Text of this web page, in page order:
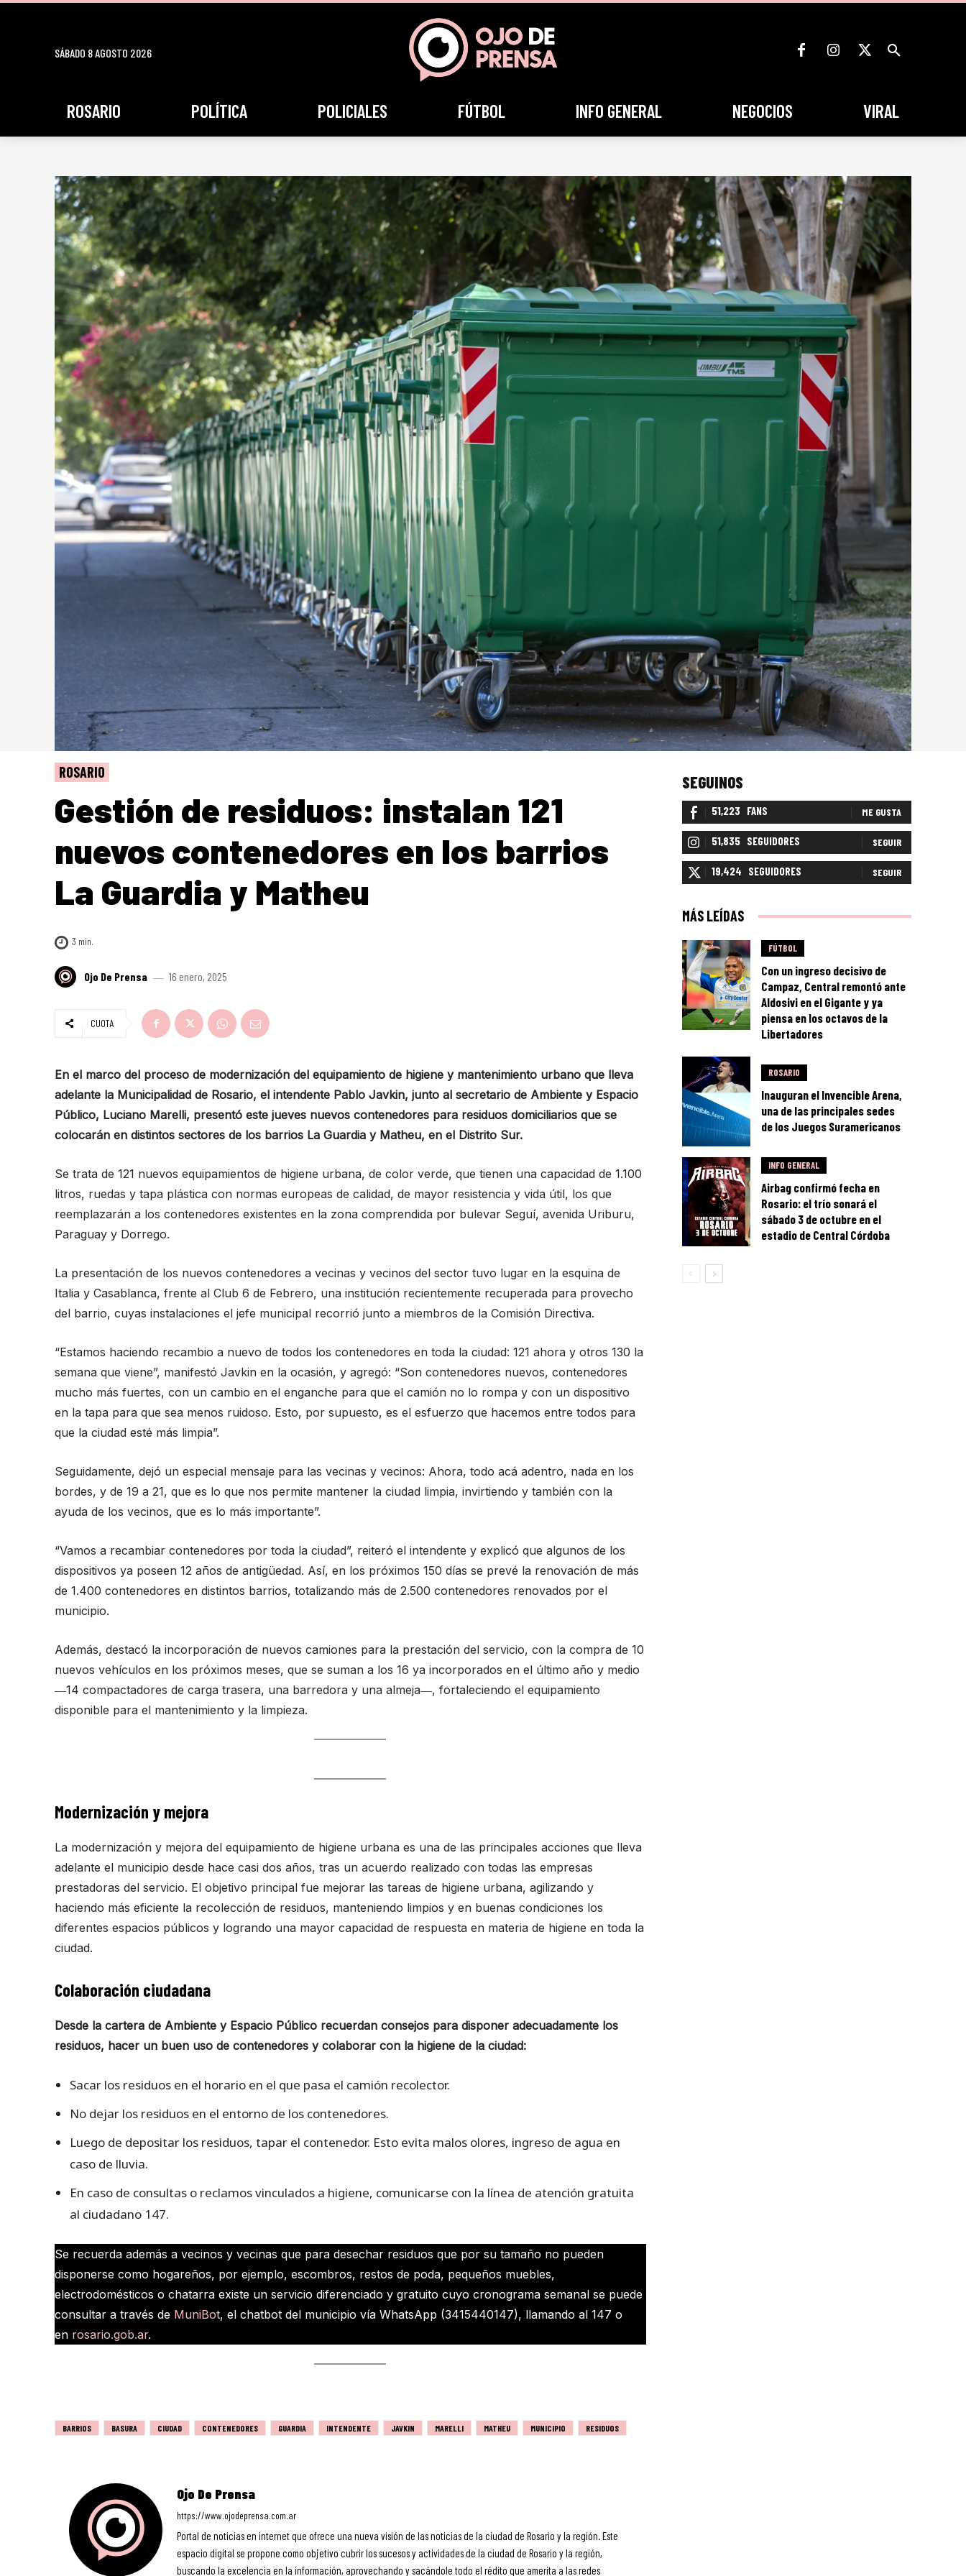
SÁBADO 8 AGOSTO 2026
ROSARIO POLÍTICA POLICIALES FÚTBOL INFO GENERAL NEGOCIOS VIRAL
ROSARIO
Gestión de residuos: instalan 121
nuevos contenedores en los barrios
La Guardia y Matheu
3 min.
Ojo De Prensa 16 enero, 2025
CUOTA
En el marco del proceso de modernización del equipamiento de higiene y mantenimiento urbano que lleva
adelante la Municipalidad de Rosario, el intendente Pablo Javkin, junto al secretario de Ambiente y Espacio
Público, Luciano Marelli, presentó este jueves nuevos contenedores para residuos domiciliarios que se
colocarán en distintos sectores de los barrios La Guardia y Matheu, en el Distrito Sur.
Se trata de 121 nuevos equipamientos de higiene urbana, de color verde, que tienen una capacidad de 1.100
litros, ruedas y tapa plástica con normas europeas de calidad, de mayor resistencia y vida útil, los que
reemplazarán a los contenedores existentes en la zona comprendida por bulevar Seguí, avenida Uriburu,
Paraguay y Dorrego.
La presentación de los nuevos contenedores a vecinas y vecinos del sector tuvo lugar en la esquina de
Italia y Casablanca, frente al Club 6 de Febrero, una institución recientemente recuperada para provecho
del barrio, cuyas instalaciones el jefe municipal recorrió junto a miembros de la Comisión Directiva.
“Estamos haciendo recambio a nuevo de todos los contenedores en toda la ciudad: 121 ahora y otros 130 la
semana que viene”, manifestó Javkin en la ocasión, y agregó: “Son contenedores nuevos, contenedores
mucho más fuertes, con un cambio en el enganche para que el camión no lo rompa y con un dispositivo
en la tapa para que sea menos ruidoso. Esto, por supuesto, es el esfuerzo que hacemos entre todos para
que la ciudad esté más limpia”.
Seguidamente, dejó un especial mensaje para las vecinas y vecinos: Ahora, todo acá adentro, nada en los
bordes, y de 19 a 21, que es lo que nos permite mantener la ciudad limpia, invirtiendo y también con la
ayuda de los vecinos, que es lo más importante”.
“Vamos a recambiar contenedores por toda la ciudad”, reiteró el intendente y explicó que algunos de los
dispositivos ya poseen 12 años de antigüedad. Así, en los próximos 150 días se prevé la renovación de más
de 1.400 contenedores en distintos barrios, totalizando más de 2.500 contenedores renovados por el
municipio.
Además, destacó la incorporación de nuevos camiones para la prestación del servicio, con la compra de 10
nuevos vehículos en los próximos meses, que se suman a los 16 ya incorporados en el último año y medio
―14 compactadores de carga trasera, una barredora y una almeja―, fortaleciendo el equipamiento
disponible para el mantenimiento y la limpieza.
Modernización y mejora
La modernización y mejora del equipamiento de higiene urbana es una de las principales acciones que lleva
adelante el municipio desde hace casi dos años, tras un acuerdo realizado con todas las empresas
prestadoras del servicio. El objetivo principal fue mejorar las tareas de higiene urbana, agilizando y
haciendo más eficiente la recolección de residuos, manteniendo limpios y en buenas condiciones los
diferentes espacios públicos y logrando una mayor capacidad de respuesta en materia de higiene en toda la
ciudad.
Colaboración ciudadana
Desde la cartera de Ambiente y Espacio Público recuerdan consejos para disponer adecuadamente los
residuos, hacer un buen uso de contenedores y colaborar con la higiene de la ciudad:
Sacar los residuos en el horario en el que pasa el camión recolector.
No dejar los residuos en el entorno de los contenedores.
Luego de depositar los residuos, tapar el contenedor. Esto evita malos olores, ingreso de agua en
caso de lluvia.
En caso de consultas o reclamos vinculados a higiene, comunicarse con la línea de atención gratuita
al ciudadano 147.
Se recuerda además a vecinos y vecinas que para desechar residuos que por su tamaño no pueden
disponerse como hogareños, por ejemplo, escombros, restos de poda, pequeños muebles,
electrodomésticos o chatarra existe un servicio diferenciado y gratuito cuyo cronograma semanal se puede
consultar a través de MuniBot, el chatbot del municipio vía WhatsApp (3415440147), llamando al 147 o
en rosario.gob.ar.
BARRIOS BASURA CIUDAD CONTENEDORES GUARDIA INTENDENTE JAVKIN MARELLI MATHEU MUNICIPIO RESIDUOS
Ojo De Prensa
https://www.ojodeprensa.com.ar
Portal de noticias en internet que ofrece una nueva visión de las noticias de la ciudad de Rosario y la región. Este
espacio digital se propone como objetivo cubrir los sucesos y actividades de la ciudad de Rosario y la región,
buscando la excelencia en la información, aprovechando y sacándole todo el rédito que amerita a las redes
SEGUINOS
51,223 FANS ME GUSTA
51,835 SEGUIDORES SEGUIR
19,424 SEGUIDORES SEGUIR
MÁS LEÍDAS
FÚTBOL
Con un ingreso decisivo de
Campaz, Central remontó ante
Aldosivi en el Gigante y ya
piensa en los octavos de la
Libertadores
ROSARIO
Inauguran el Invencible Arena,
una de las principales sedes
de los Juegos Suramericanos
INFO GENERAL
Airbag confirmó fecha en
Rosario: el trío sonará el
sábado 3 de octubre en el
estadio de Central Córdoba